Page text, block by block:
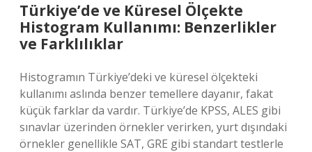
Türkiye’de ve Küresel Ölçekte
Histogram Kullanımı: Benzerlikler
ve Farklılıklar
Histogramın Türkiye’deki ve küresel ölçekteki
kullanımı aslında benzer temellere dayanır, fakat
küçük farklar da vardır. Türkiye’de KPSS, ALES gibi
sınavlar üzerinden örnekler verirken, yurt dışındaki
örnekler genellikle SAT, GRE gibi standart testlerle